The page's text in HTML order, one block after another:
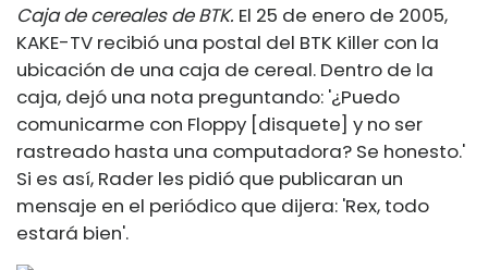
Caja de cereales de BTK. El 25 de enero de 2005,
KAKE-TV recibió una postal del BTK Killer con la
ubicación de una caja de cereal. Dentro de la
caja, dejó una nota preguntando: '¿Puedo
comunicarme con Floppy [disquete] y no ser
rastreado hasta una computadora? Se honesto.'
Si es así, Rader les pidió que publicaran un
mensaje en el periódico que dijera: 'Rex, todo
estará bien'.